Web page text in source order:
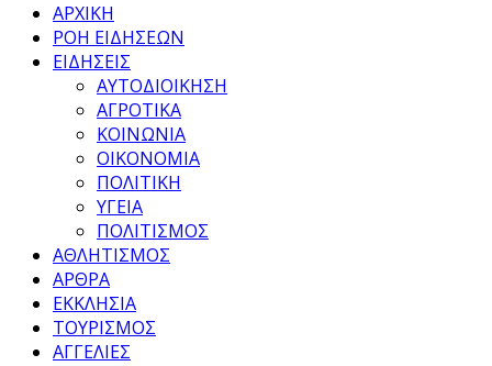
ΑΡΧΙΚΗ
ΡΟΗ ΕΙΔΗΣΕΩΝ
ΕΙΔΗΣΕΙΣ
ΑΥΤΟΔΙΟΙΚΗΣΗ
ΑΓΡΟΤΙΚΑ
ΚΟΙΝΩΝΙΑ
ΟΙΚΟΝΟΜΙΑ
ΠΟΛΙΤΙΚΗ
ΥΓΕΙΑ
ΠΟΛΙΤΙΣΜΟΣ
ΑΘΛΗΤΙΣΜΟΣ
ΑΡΘΡΑ
ΕΚΚΛΗΣΙΑ
ΤΟΥΡΙΣΜΟΣ
ΑΓΓΕΛΙΕΣ